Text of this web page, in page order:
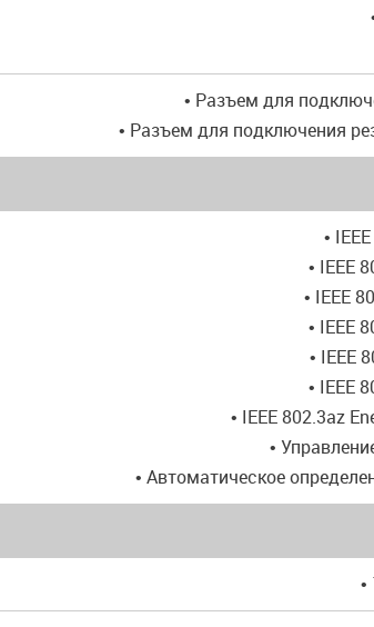
• Разъем для
• Разъем для подключения
•
• IEEE
• IEEE
• IEEE
• IEEE
• IEEE
• IEEE 802.3az
•
• Автоматическое